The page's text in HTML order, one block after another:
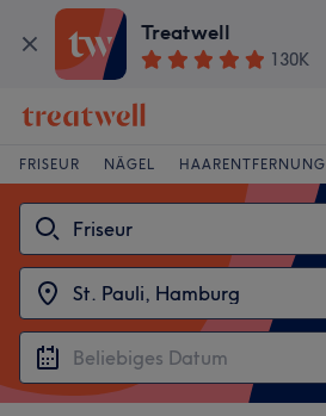
Treatwell
130K
FRISEUR NÄGEL HAARENTFERNUNG